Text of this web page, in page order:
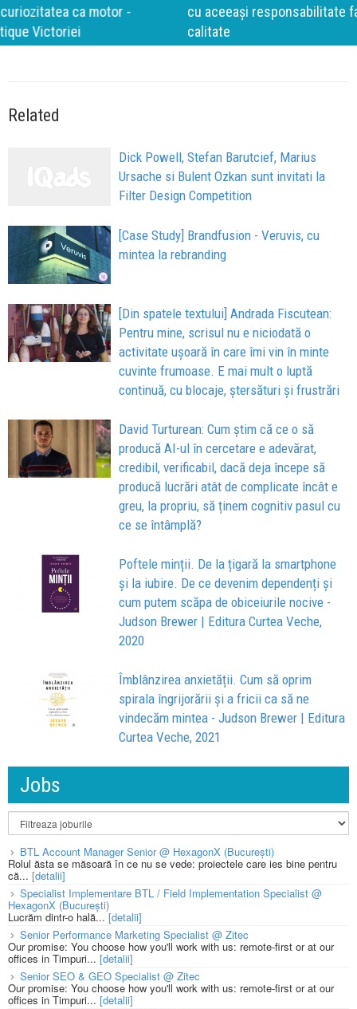
cu aceeași responsabilitate față de oameni, siguranță și
calitate
Related
Dick Powell, Stefan Barutcief, Marius
Ursache si Bulent Ozkan sunt invitati la
Filter Design Competition
[Case Study] Brandfusion - Veruvis, cu
mintea la rebranding
[Din spatele textului] Andrada Fiscutean:
Pentru mine, scrisul nu e niciodată o
activitate ușoară în care îmi vin în minte
cuvinte frumoase. E mai mult o luptă
continuă, cu blocaje, ștersături și frustrări
David Turturean: Cum știm că ce o să
producă AI-ul în cercetare e adevărat,
credibil, verificabil, dacă deja începe să
producă lucrări atât de complicate încât e
greu, la propriu, să ținem cognitiv pasul cu
ce se întâmplă?
Poftele minții. De la țigară la smartphone
și la iubire. De ce devenim dependenți și
cum putem scăpa de obiceiurile nocive -
Judson Brewer | Editura Curtea Veche,
2020
Îmblânzirea anxietății. Cum să oprim
spirala îngrijorării și a fricii ca să ne
vindecăm mintea - Judson Brewer | Editura
Curtea Veche, 2021
Jobs
BTL Account Manager Senior @ HexagonX (București)
Rolul ăsta se măsoară în ce nu se vede: proiectele care ies bine pentru
că... [detalii]
Specialist Implementare BTL / Field Implementation Specialist @
HexagonX (București)
Lucrăm dintr-o hală...[detalii]
Senior Performance Marketing Specialist @ Zitec
Our promise: You choose how you'll work with us: remote-first or at our
offices in Timpuri... [detalii]
Senior SEO & GEO Specialist @ Zitec
Our promise: You choose how you'll work with us: remote-first or at our
offices in Timpuri... [detalii]